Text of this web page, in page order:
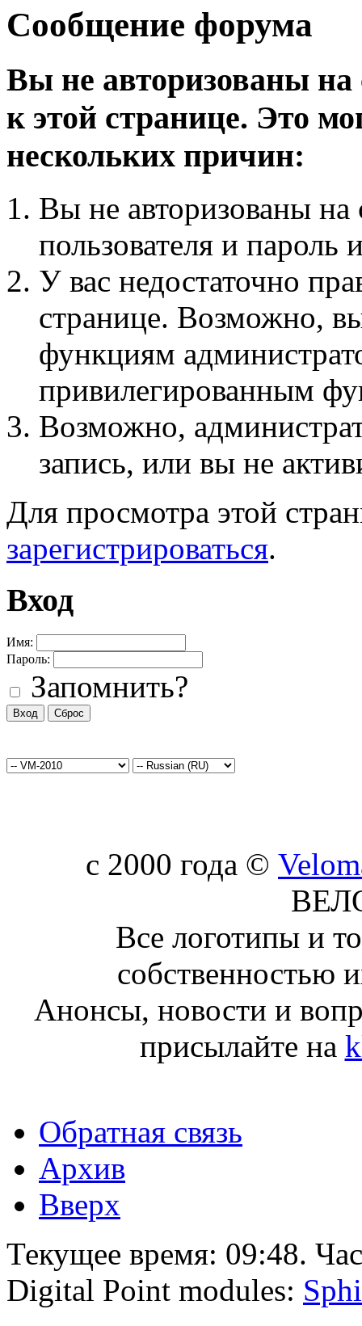
Сообщение форума
Вы не авторизованы на
к этой странице. Это
нескольких причин:
Вы не авторизованы на
пользователя и пароль
У вас недостаточно
странице. Возможно,
функциям
привилегированным
Возможно,
запись, или вы не
Для просмотра этой
зарегистрироваться.
Вход
Имя:
Пароль:
Запомнить?
c 2000 года ©
Все логотипы и
собственностью
Анонсы, новости и
присылайте на
Обратная связь
Архив
Вверх
Текущее время: 09:48.
Digital Point modules: